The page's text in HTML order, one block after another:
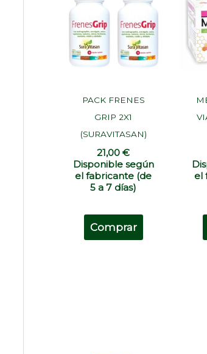
PACK FRENES
GRIP 2X1
(SURAVITASAN)
21,00€
Disponible según
el fabricante (de
5 a 7 días)
Comprar
el